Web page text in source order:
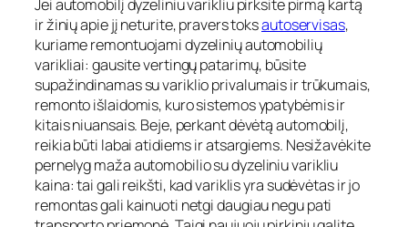
Jei automobilį dyzeliniu varikliu pirksite pirmą kartą
ir žinių apie jį neturite, pravers toksautoservisas,
kuriame remontuojami dyzelinių automobilių
varikliai: gausite vertingų patarimų, būsite
supažindinamas su variklio privalumais ir trūkumais,
remonto išlaidomis, kuro sistemos ypatybėmis ir
kitais niuansais. Beje, perkant dėvėtą automobilį,
reikia būti labai atidiems ir atsargiems. Nesižavėkite
pernelyg maža automobilio su dyzeliniu varikliu
kaina: tai gali reikšti, kad variklis yra sudėvėtas ir jo
remontas gali kainuoti netgi daugiau negu pati